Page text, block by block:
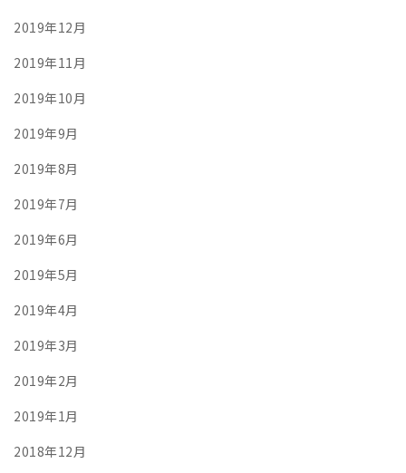
2019年12月
2019年11月
2019年10月
2019年9月
2019年8月
2019年7月
2019年6月
2019年5月
2019年4月
2019年3月
2019年2月
2019年1月
2018年12月